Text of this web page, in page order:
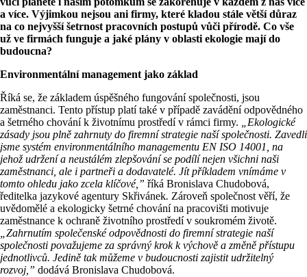
a více. Výjimkou nejsou ani firmy, které kladou stále větší důraz
na co nejvyšší šetrnost pracovních postupů vůči přírodě. Co vše
už ve firmách funguje a jaké plány v oblasti ekologie mají do
budoucna?
Environmentální management jako základ
Říká se, že základem úspěšného fungování společnosti, jsou
zaměstnanci. Tento přístup platí také v případě zavádění odpovědného
a šetrného chování k životnímu prostředí v rámci firmy.
„Ekologické
zásady jsou plně zahrnuty do firemní strategie naší společnosti. Zavedli
jsme systém environmentálního managementu EN ISO 14001, na
jehož udržení a neustálém zlepšování se podílí nejen všichni naši
zaměstnanci, ale i partneři a dodavatelé. Jít příkladem vnímáme v
tomto ohledu jako zcela klíčové,” říká Bronislava Chudobová,
ředitelka jazykové agentury Skřivánek. Zároveň společnost věří, že
uvědomělé a ekologicky šetrné chování na pracovišti motivuje
zaměstnance k ochraně životního prostředí v soukromém životě.
„Zahrnutím společenské odpovědnosti do firemní strategie naší
společnosti považujeme za správný krok k výchově a změně přístupu
jednotlivců. Jedině tak můžeme v budoucnosti zajistit udržitelný
rozvoj,” dodává Bronislava Chudobová.